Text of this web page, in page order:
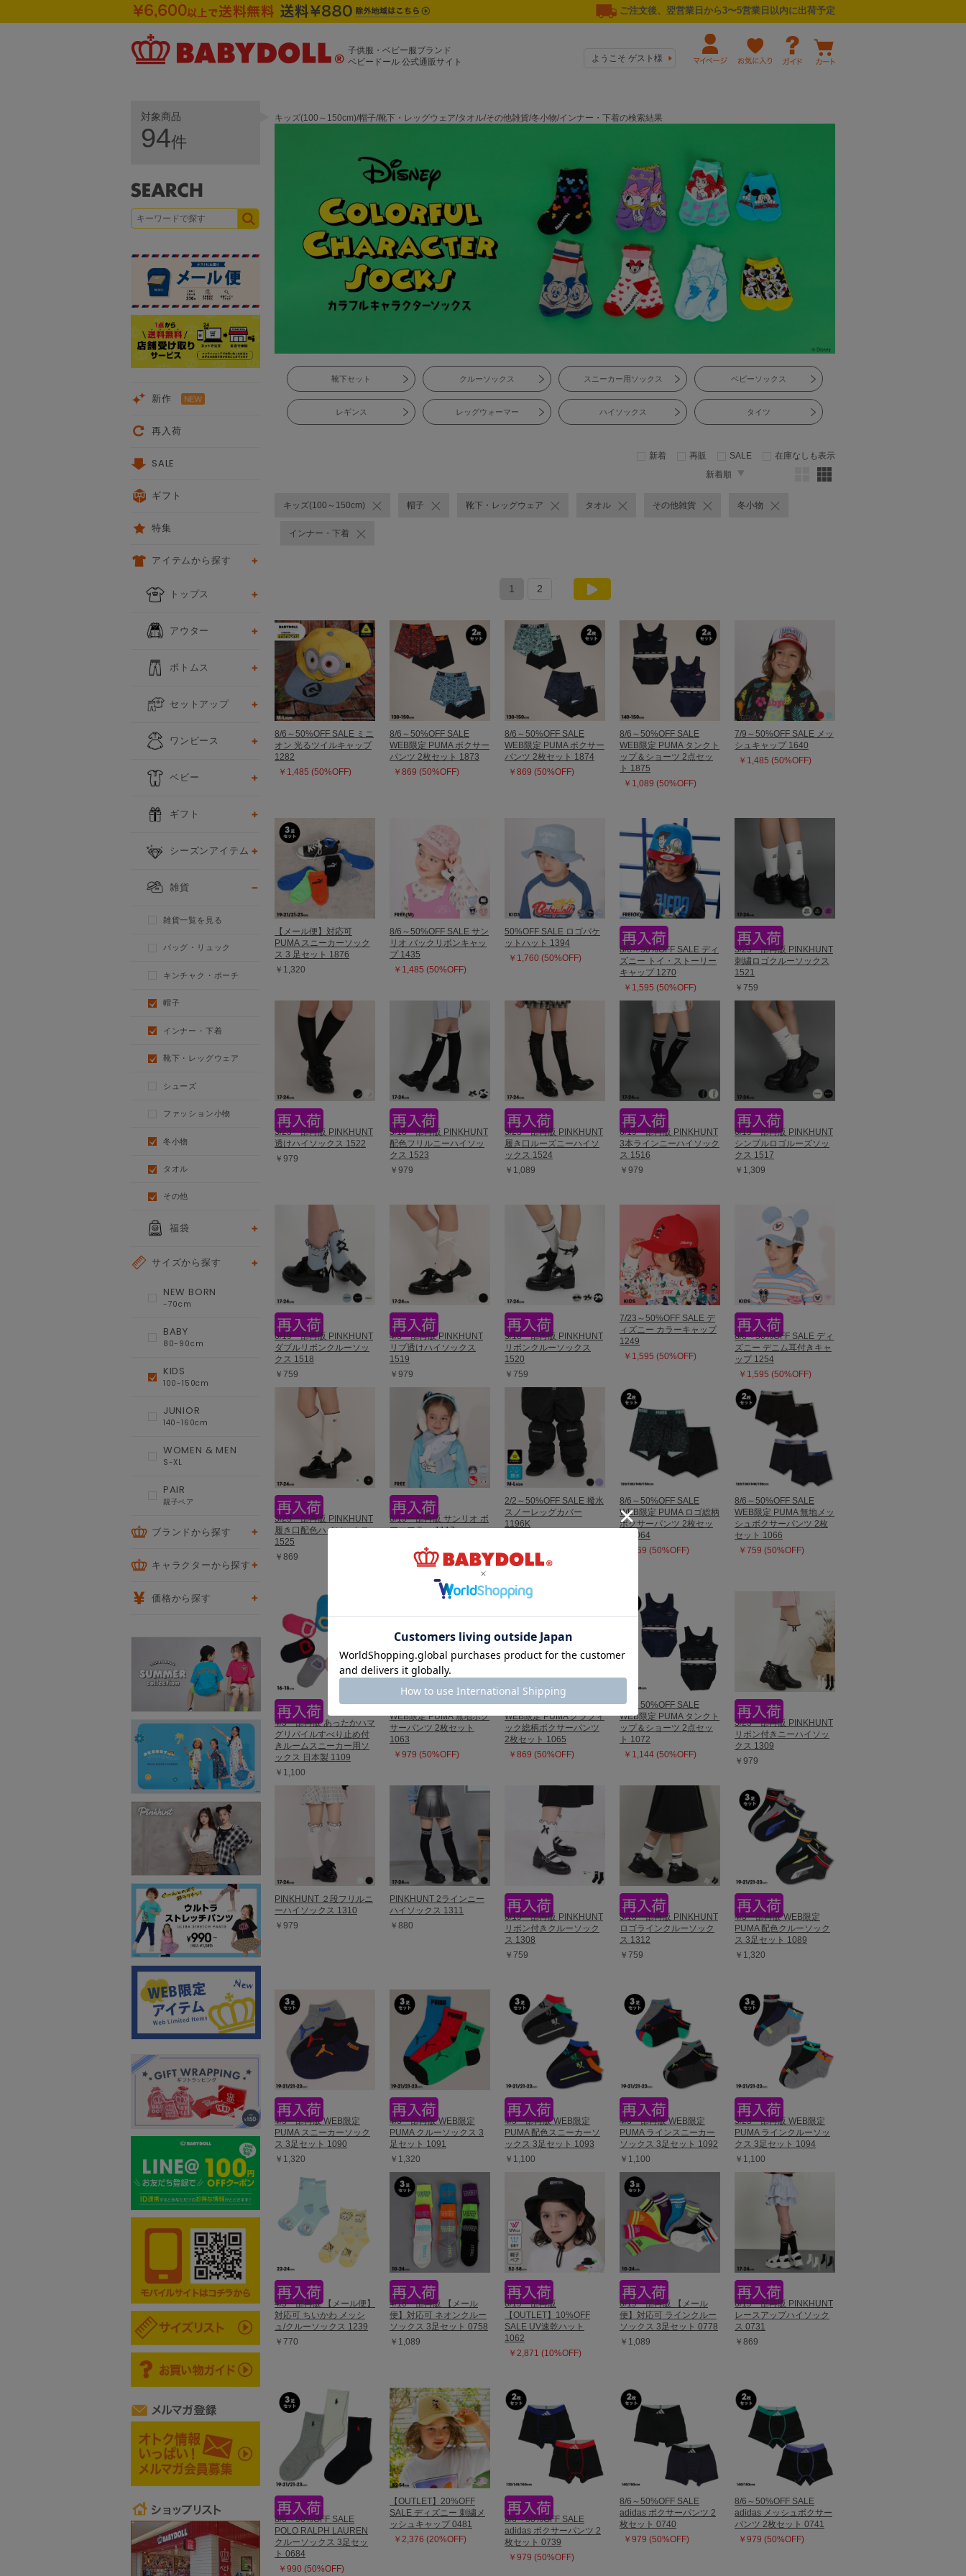
ご注文後、翌営業日から3〜5営業日以内に出荷予定
子供服・ベビー服ブランド
ベビードール 公式通販サイト
ようこそ ゲスト様
キッズ(100～150cm)/帽子/靴下・レッグウェア/タオル/その他雑貨/冬小物/インナー・下着の検索結果
靴下セット クルーソックス スニーカー用ソックス ベビーソックス
レギンス レッグウォーマー ハイソックス タイツ
新着 再販 SALE
在庫なしも表示
新着順
キッズ(100～150cm) 帽子 靴下・レッグウェア タオル その他雑貨 冬小物
インナー・下着
1 2
8/6～50%OFF SALE ミニ
オン 光るツイルキャップ
1282
￥1,485 (50%OFF)
8/6～50%OFF SALE
WEB限定 PUMA ボクサー
パンツ 2枚セット 1873
￥869 (50%OFF)
8/6～50%OFF SALE
WEB限定 PUMA ボクサー
パンツ 2枚セット 1874
￥869 (50%OFF)
8/6～50%OFF SALE
WEB限定 PUMA タンクト
ップ＆ショーツ 2点セッ
ト 1875
￥1,089 (50%OFF)
7/9～50%OFF SALE メッ
シュキャップ 1640
￥1,485 (50%OFF)
【メール便】対応可
PUMA スニーカーソック
ス 3 足セット 1876
￥1,320
8/6～50%OFF SALE サン
リオ バックリボンキャッ
プ 1435
￥1,485 (50%OFF)
50%OFF SALE ロゴバケ
ットハット 1394
￥1,760 (50%OFF)
8/6～50%OFF SALE ディ
ズニー トイ・ストーリー
キャップ 1270
￥1,595 (50%OFF)
3/23一部再販 PINKHUNT
刺繍ロゴクルーソックス
1521
￥759
3/23一部再販 PINKHUNT
透けハイソックス 1522
￥979
5/18一部再販 PINKHUNT
配色フリルニーハイソッ
クス 1523
￥979
3/23一部再販 PINKHUNT
履き口ルーズニーハイソ
ックス 1524
￥1,089
6/19一部再販 PINKHUNT
3本ラインニーハイソック
ス 1516
￥979
6/19一部再販 PINKHUNT
シンプルロゴルーズソッ
クス 1517
￥1,309
6/19一部再販 PINKHUNT
ダブルリボンクルーソッ
クス 1518
￥759
4/3一部再販 PINKHUNT
リブ透けハイソックス
1519
￥979
5/18一部再販 PINKHUNT
リボンクルーソックス
1520
￥759
7/23～50%OFF SALE デ
ィズニー カラーキャップ
1249
￥1,595 (50%OFF)
8/6～50%OFF SALE ディ
ズニー デニム耳付きキャ
ップ 1254
￥1,595 (50%OFF)
3/23一部再販 PINKHUNT
履き口配色ハイソックス
1525
￥869
6/19一部再販 サンリオ ボ
アマフラー 1117
2/2～50%OFF SALE 撥水
スノーレッグカバー
1196K
8/6～50%OFF SALE
WEB限定 PUMA ロゴ総柄
ボクサーパンツ 2枚セッ
ト 1064
￥869 (50%OFF)
8/6～50%OFF SALE
WEB限定 PUMA 無地メッ
シュボクサーパンツ 2枚
セット 1066
￥759 (50%OFF)
4/3一部再販 あったかハマ
グリパイルすべり止め付
きルームスニーカー用ソ
ックス 日本製 1109
￥1,100
8/6～50%OFF SALE
WEB限定 PUMA 無地ボク
サーパンツ 2枚セット
1063
￥979 (50%OFF)
8/6～50%OFF SALE
WEB限定 PUMA グラフィ
ック総柄ボクサーパンツ
2枚セット 1065
￥869 (50%OFF)
8/6～50%OFF SALE
WEB限定 PUMA タンクト
ップ＆ショーツ 2点セッ
ト 1072
￥1,144 (50%OFF)
3/23一部再販 PINKHUNT
リボン付きニーハイソッ
クス 1309
￥979
PINKHUNT ２段フリルニ
ーハイソックス 1310
￥979
PINKHUNT 2ラインニー
ハイソックス 1311
￥880
6/19一部再販 PINKHUNT
リボン付きクルーソック
ス 1308
￥759
5/18一部再販 PINKHUNT
ロゴラインクルーソック
ス 1312
￥759
4/3一部再販 WEB限定
PUMA 配色クルーソック
ス 3足セット 1089
￥1,320
4/3一部再販 WEB限定
PUMA スニーカーソック
ス 3足セット 1090
￥1,320
4/3一部再販 WEB限定
PUMA クルーソックス 3
足セット 1091
￥1,320
4/3一部再販 WEB限定
PUMA 配色スニーカーソ
ックス 3足セット 1093
￥1,100
4/3一部再販 WEB限定
PUMA ラインスニーカー
ソックス 3足セット 1092
￥1,100
3/23一部再販 WEB限定
PUMA ラインクルーソッ
クス 3足セット 1094
￥1,100
4/3一部再販 【メール便】
対応可 ちいかわ メッシ
ュ/クルーソックス 1239
￥770
4/16一部再販 【メール
便】対応可 ネオンクルー
ソックス 3足セット 0758
￥1,089
6/19一部再販
【OUTLET】10%OFF
SALE UV速乾ハット
1062
￥2,871 (10%OFF)
6/19一部再販 【メール
便】対応可 ラインクルー
ソックス 3足セット 0778
￥1,089
6/19一部再販 PINKHUNT
レースアップハイソック
ス 0731
￥869
8/6～50%OFF SALE
POLO RALPH LAUREN
クルーソックス 3足セッ
ト 0684
￥990 (50%OFF)
【OUTLET】20%OFF
SALE ディズニー 刺繍メ
ッシュキャップ 0481
￥2,376 (20%OFF)
8/6～50%OFF SALE
adidas ボクサーパンツ 2
枚セット 0739
￥979 (50%OFF)
8/6～50%OFF SALE
adidas ボクサーパンツ 2
枚セット 0740
￥979 (50%OFF)
8/6～50%OFF SALE
adidas メッシュボクサー
パンツ 2枚セット 0741
￥979 (50%OFF)
対象商品
94件
新作
再入荷
SALE
ギフト
特集
アイテムから探す
トップス
アウター
ボトムス
セットアップ
ワンピース
ベビー
ギフト
シーズンアイテム
雑貨
雑貨一覧を見る
バッグ・リュック
キンチャク・ポーチ
帽子
インナー・下着
靴下・レッグウェア
シューズ
ファッション小物
冬小物
タオル
その他
福袋
サイズから探す
NEW BORN
-70cm
BABY
80-90cm
KIDS
100-150cm
JUNIOR
140-160cm
WOMEN & MEN
S-XL
PAIR
親子ペア
ブランドから探す
キャラクターから探す
価格から探す